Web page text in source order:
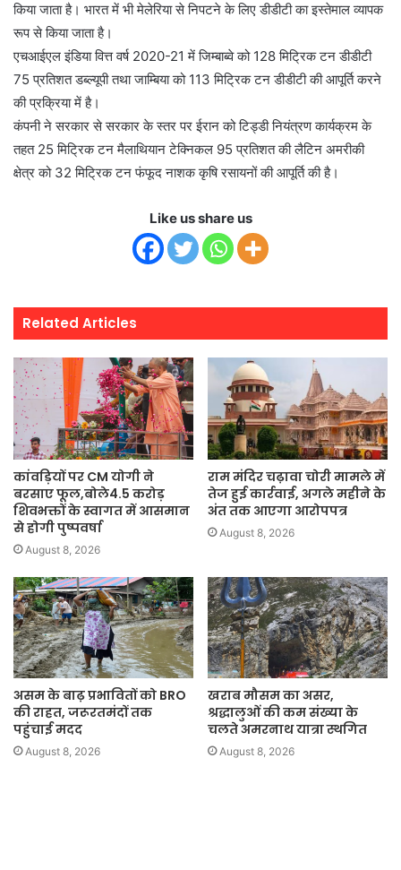
किया जाता है। भारत में भी मेलेरिया से निपटने के लिए डीडीटी का इस्तेमाल व्यापक
रूप से किया जाता है।
एचआईएल इंडिया वित्त वर्ष 2020-21 में जिम्बाब्वे को 128 मिट्रिक टन डीडीटी
75 प्रतिशत डब्ल्यूपी तथा जाम्बिया को 113 मिट्रिक टन डीडीटी की आपूर्ति करने
की प्रक्रिया में है।
कंपनी ने सरकार से सरकार के स्तर पर ईरान को टिड्डी नियंत्रण कार्यक्रम के
तहत 25 मिट्रिक टन मैलाथियान टेक्निकल 95 प्रतिशत की लैटिन अमरीकी
क्षेत्र को 32 मिट्रिक टन फंफूद नाशक कृषि रसायनों की आपूर्ति की है।
Like us share us
Related Articles
कांवड़ियों पर CM योगी ने
बरसाए फूल,बोले4.5 करोड़
शिवभक्तों के स्वागत में आसमान
से होगी पुष्पवर्षा
August 8, 2026
राम मंदिर चढ़ावा चोरी मामले में
तेज हुई कार्रवाई, अगले महीने के
अंत तक आएगा आरोपपत्र
August 8, 2026
असम के बाढ़ प्रभावितों को BRO
की राहत, जरूरतमंदों तक
पहुंचाई मदद
August 8, 2026
खराब मौसम का असर,
श्रद्धालुओं की कम संख्या के
चलते अमरनाथ यात्रा स्थगित
August 8, 2026